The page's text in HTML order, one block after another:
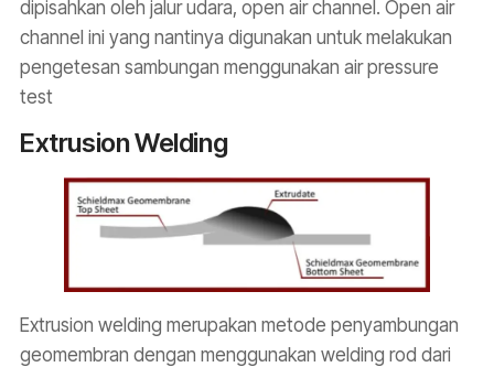
dipisahkan oleh jalur udara, open air channel. Open air
channel ini yang nantinya digunakan untuk melakukan
pengetesan sambungan menggunakan air pressure
test
Extrusion Welding
Extrusion welding merupakan metode penyambungan
geomembran dengan menggunakan welding rod dari